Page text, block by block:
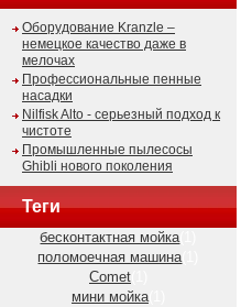
Оборудование Kranzle –
немецкое качество даже в
мелочах
Профессиональные пенные
насадки
Nilfisk Alto - серьезный подход к
чистоте
Промышленные пылесосы
Ghibli нового поколения
Теги
бесконтактная мойка(1)
поломоечная машина(1)
Comet
мини мойка(1)